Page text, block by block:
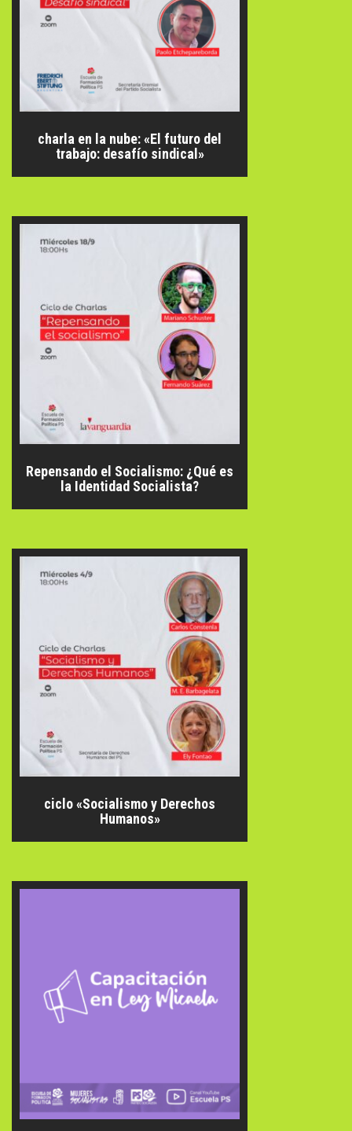
charla en la nube: «El futuro del
trabajo: desafío sindical»
Repensando el Socialismo: ¿Qué es
la Identidad Socialista?
ciclo «Socialismo y Derechos
Humanos»